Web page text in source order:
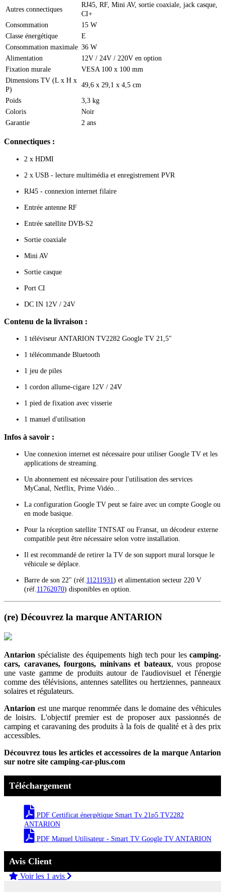
Autres connectiques
RJ45, RF, Mini AV, sortie coaxiale, jack casque,
CI+
Consommation
15 W
Classe énergétique
E
Consommation maximale 36 W
Alimentation
12V / 24V / 220V en option
Fixation murale
VESA 100 x 100 mm
Dimensions TV (L x H x
P)
49,6 x 29,1 x 4,5 cm
Poids
3,3 kg
Coloris
Noir
Garantie
2 ans
Connectiques :
2 x HDMI
2 x USB - lecture multimédia et enregistrement PVR
RJ45 - connexion internet filaire
Entrée antenne RF
Entrée satellite DVB-S2
Sortie coaxiale
Mini AV
Sortie casque
Port CI
DC IN 12V / 24V
Contenu de la livraison :
1 téléviseur ANTARION TV2282 Google TV 21,5"
1 télécommande Bluetooth
1 jeu de piles
1 cordon allume-cigare 12V / 24V
1 pied de fixation avec visserie
1 manuel d'utilisation
Infos à savoir :
Une connexion internet est nécessaire pour utiliser Google TV et les
applications de streaming.
Un abonnement est nécessaire pour l'utilisation des services
MyCanal, Netflix, Prime Vidéo...
La configuration Google TV peut se faire avec un compte Google ou
en mode basique.
Pour la réception satellite TNTSAT ou Fransat, un décodeur externe
compatible peut être nécessaire selon votre installation.
Il est recommandé de retirer la TV de son support mural lorsque le
véhicule se déplace.
Barre de son 22" (réf.11211931) et alimentation secteur 220 V
(réf.11762070) disponibles en option.
(re) Découvrez la marque ANTARION
Antarion spécialiste des équipements high tech pour les camping-
cars, caravanes, fourgons, minivans et bateaux, vous propose
une vaste gamme de produits autour de l'audiovisuel et l'énergie
comme des télévisions, antennes satellites ou hertziennes, panneaux
solaires et régulateurs.
Antarion est une marque renommée dans le domaine des véhicules
de loisirs. L'objectif premier est de proposer aux passionnés de
camping et caravaning des produits à la fois de qualité et à des prix
accessibles.
Découvrez tous les articles et accessoires de la marque Antarion
sur notre site camping-car-plus.com
Téléchargement
PDF Certificat énergétique Smart Tv 21p5 TV2282
ANTARION
PDF Manuel Utilisateur - Smart TV Google TV ANTARION
Avis Client
Voir les 1 avis